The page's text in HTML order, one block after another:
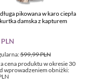
pikowana w karo ciepła
damska z kapturem
599,99 PLN
cena produktu w okresie 30
wprowadzeniem obniżki: